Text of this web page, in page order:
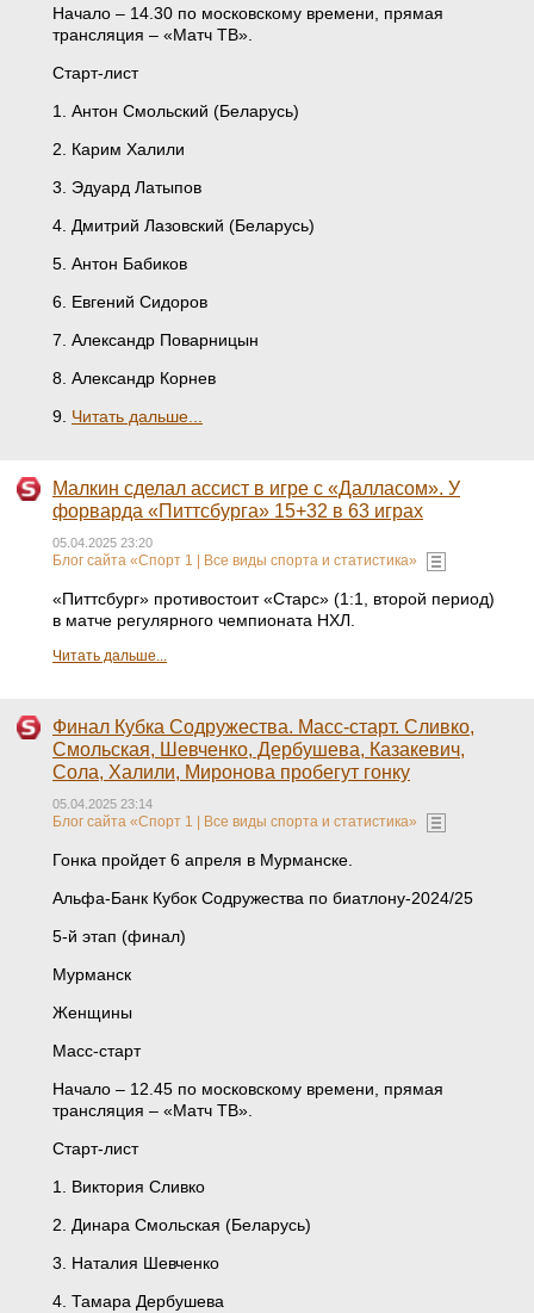
Начало – 14.30 по московскому времени, прямая
трансляция – «Матч ТВ».
Старт-лист
1. Антон Смольский (Беларусь)
2. Карим Халили
3. Эдуард Латыпов
4. Дмитрий Лазовский (Беларусь)
5. Антон Бабиков
6. Евгений Сидоров
7. Александр Поварницын
8. Александр Корнев
9. Читать дальше...
Малкин сделал ассист в игре с «Далласом». У
форварда «Питтсбурга» 15+32 в 63 играх
05.04.2025 23:20
Блог сайта «Спорт 1 | Все виды спорта и статистика»
«Питтсбург» противостоит «Старс» (1:1, второй период)
в матче регулярного чемпионата НХЛ.
Читать дальше...
Финал Кубка Содружества. Масс-старт. Сливко,
Смольская, Шевченко, Дербушева, Казакевич,
Сола, Халили, Миронова пробегут гонку
05.04.2025 23:14
Блог сайта «Спорт 1 | Все виды спорта и статистика»
Гонка пройдет 6 апреля в Мурманске.
Альфа-Банк Кубок Содружества по биатлону-2024/25
5-й этап (финал)
Мурманск
Женщины
Масс-старт
Начало – 12.45 по московскому времени, прямая
трансляция – «Матч ТВ».
Старт-лист
1. Виктория Сливко
2. Динара Смольская (Беларусь)
3. Наталия Шевченко
4. Тамара Дербушева